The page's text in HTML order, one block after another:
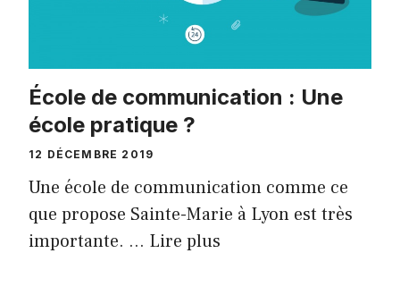
École de communication : Une
école pratique ?
12 DÉCEMBRE 2019
Une école de communication comme ce
que propose Sainte-Marie à Lyon est très
importante. … Lire plus